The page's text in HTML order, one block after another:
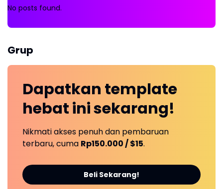
No posts found.
Grup
Dapatkan template
hebat inisekarang!
Nikmati akses penuh dan pembaruan
terbaru, cuma Rp150.000 / $15.
Beli Sekarang!